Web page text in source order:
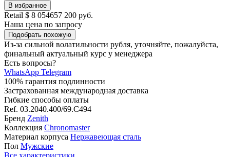
В избранное
Retail $ 8 054657 200 руб.
Наша цена по запросу
Подобрать похожую
Из-за сильной волатильности рубля, уточняйте, пожалуйста,
финальный актуальный курс у менеджера
Есть вопросы?
WhatsApp Telegram
100% гарантия подлинности
Застрахованная международная доставка
Гибкие способы оплаты
Ref. 03.2040.400/69.C494
Бренд Zenith
Коллекция Chronomaster
Материал корпуса Нержавеющая сталь
Пол Мужские
Все характеристики